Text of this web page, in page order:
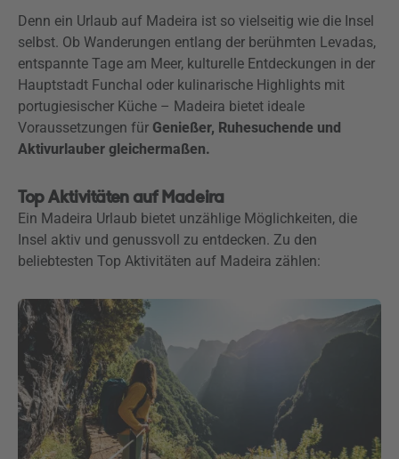
Denn ein Urlaub auf Madeira ist so vielseitig wie die Insel
selbst. Ob Wanderungen entlang der berühmten Levadas,
entspannte Tage am Meer, kulturelle Entdeckungen in der
Hauptstadt Funchal oder kulinarische Highlights mit
portugiesischer Küche – Madeira bietet ideale
Voraussetzungen für Genießer, Ruhesuchende und
Aktivurlauber gleichermaßen.
Top Aktivitäten auf Madeira
Ein Madeira Urlaub bietet unzählige Möglichkeiten, die
Insel aktiv und genussvoll zu entdecken. Zu den
beliebtesten Top Aktivitäten auf Madeira zählen: